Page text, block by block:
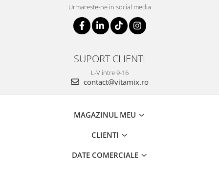
Urmareste-ne in social media
SUPORT CLIENTI
L-V intre 9-16
contact@vitamix.ro
MAGAZINUL MEU
CLIENTI
DATE COMERCIALE